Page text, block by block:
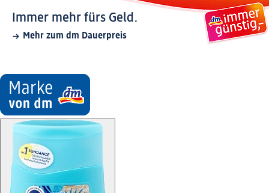
Immer mehr fürs Geld.
Mehr zum dm Dauerpreis